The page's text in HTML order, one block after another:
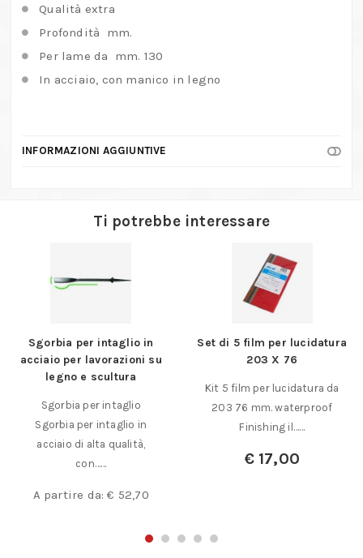
Qualità extra
Profondità mm.
Per lame da mm. 130
In acciaio, con manico in legno
INFORMAZIONI AGGIUNTIVE
Ti potrebbe interessare
Sgorbia per intaglio in
acciaio per lavorazioni su
legno e scultura
Sgorbia per intaglio
Sgorbia per intaglio in
acciaio di alta qualità,
con……
A partire da:€ 52,70
Set di 5 film per lucidatura
203 X 76
Kit 5 film per lucidatura da
203 76 mm. waterproof
Finishing il……
€17,00